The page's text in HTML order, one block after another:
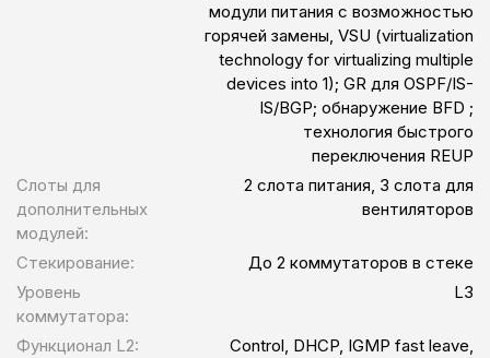
модули питания с возможностью
горячей замены, VSU (virtualization
technology for virtualizing multiple
devices into 1); GR для OSPF/IS-
IS/BGP; обнаружение BFD ;
технология быстрого
переключения REUP
Слоты для
дополнительных
модулей:
2 слота питания, 3 слота для
вентиляторов
Стекирование:
До 2 коммутаторов в стеке
Уровень
коммутатора:
L3
Функционал L2:
Control, DHCP, IGMP fast leave,